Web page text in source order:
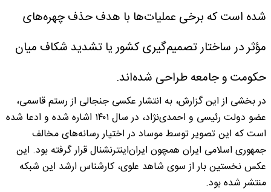
شده است که برخی عملیات‌ها با هدف حذف چهره‌های
مؤثر در ساختار تصمیم‌گیری کشور یا تشدید شکاف میان
حکومت و جامعه طراحی شده‌اند.
در بخشی از این گزارش، به انتشار عکسی جنجالی از رستم قاسمی،
عضو دولت رئیسی و احمدی‌نژاد، در سال ۱۴۰۱ اشاره شده و ادعا شده
است که این تصویر توسط موساد در اختیار رسانه‌های مخالف
جمهوری اسلامی ایران همچون ایران‌اینترنشنال قرار گرفته بود‌. این
عکس نخستین بار از سوی شاهد علوی، کارشناس ارشد این شبکه
منتشر شده بود.